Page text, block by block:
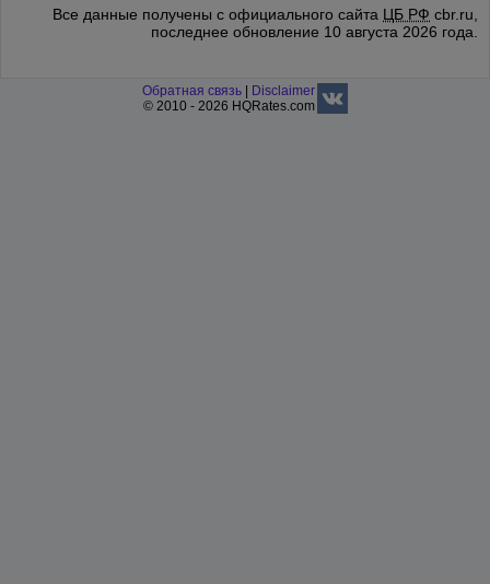
Все данные получены с официального сайта ЦБ РФ cbr.ru,
последнее обновление 10 августа 2026 года.
Обратная связь
Disclaimer
© 2010 - 2026 HQRates.com